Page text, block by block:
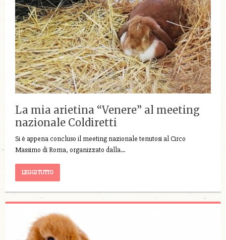
La mia arietina “Venere” al meeting
nazionale Coldiretti
Si è appena concluso il meeting nazionale tenutosi al Circo
Massimo di Roma, organizzato dalla…
LEGGI TUTTO